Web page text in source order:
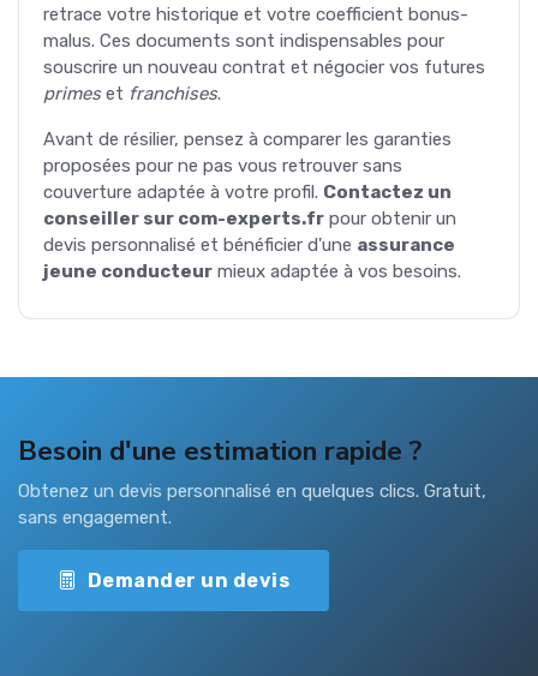
retrace votre historique et votre coefficient bonus-
malus. Ces documents sont indispensables pour
souscrire un nouveau contrat et négocier vos futures
primeset franchises.
Avant de résilier, pensez à comparer les garanties
proposées pour ne pas vous retrouver sans
couverture adaptée à votre profil. Contactez un
conseiller sur com-experts.fr pour obtenir un
devis personnalisé et bénéficier d'une assurance
jeune conducteur mieux adaptée à vos besoins.
Besoin d'une estimation rapide ?
Obtenez un devis personnalisé en quelques clics. Gratuit,
sans engagement.
Demander un devis